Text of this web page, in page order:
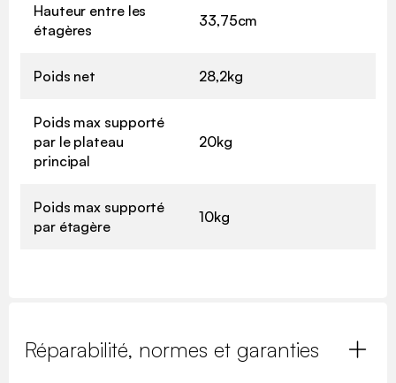
Hauteur entre les
étagères
33,75cm
Poids net 28,2kg
Poids max supporté
par le plateau
principal
20kg
Poids max supporté
par étagère
10kg
Réparabilité, normes et garanties